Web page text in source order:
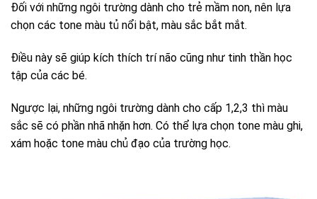
Đối với những ngôi trường dành cho trẻ mầm non, nên lựa
chọn các tone màu tủ nổi bật, màu sắc bắt mắt.
Điều này sẽ giúp kích thích trí não cũng như tinh thần học
tập của các bé.
Ngược lại, những ngôi trường dành cho cấp 1,2,3 thì màu
sắc sẽ có phần nhã nhặn hơn. Có thể lựa chọn tone màu ghi,
xám hoặc tone màu chủ đạo của trường học.